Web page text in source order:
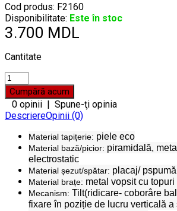
Cod produs: F2160
Disponibilitate: Este în stoc
3.700 MDL
Cantitate
0 opinii | Spune-ţi opinia
DescriereOpinii (0)
Material tapițerie: piele eco
Material bază/picior: piramidală,
electrostatic
Material șezut/spătar: placaj/
Material brațe: metal vopsit cu
Mecanism: Tilt(ridicare- coborâre
fixare în poziție de lucru verticală a